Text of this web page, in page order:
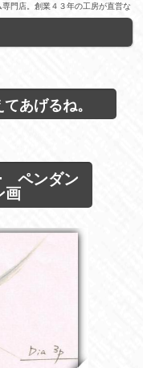
門店。創業４３年の工房が直営な
あげるね。
ペンダン
画